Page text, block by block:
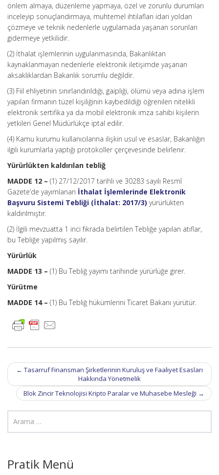
önlem almaya, düzenleme yapmaya, özel ve zorunlu durumları
inceleyip sonuçlandırmaya, muhtemel ihtilafları idari yoldan
çözmeye ve teknik nedenlerle uygulamada yaşanan sorunları
gidermeye yetkilidir.
(2) İthalat işlemlerinin uygulanmasında, Bakanlıktan
kaynaklanmayan nedenlerle elektronik iletişimde yaşanan
aksaklıklardan Bakanlık sorumlu değildir.
(3) Fiil ehliyetinin sınırlandırıldığı, gaipliği, ölümü veya adına işlem
yapılan firmanın tüzel kişiliğinin kaybedildiği öğrenilen nitelikli
elektronik sertifika ya da mobil elektronik imza sahibi kişilerin
yetkileri Genel Müdürlükçe iptal edilir.
(4) Kamu kurumu kullanıcılarına ilişkin usul ve esaslar, Bakanlığın
ilgili kurumlarla yaptığı protokoller çerçevesinde belirlenir.
Yürürlükten kaldırılan tebliğ
MADDE 12 – (1) 27/12/2017 tarihli ve 30283 sayılı Resmî
Gazete’de yayımlanan İthalat İşlemlerinde Elektronik
Başvuru Sistemi Tebliği (İthalat: 2017/3) yürürlükten
kaldırılmıştır.
(2) İlgili mevzuatta 1 inci fıkrada belirtilen Tebliğe yapılan atıflar,
bu Tebliğe yapılmış sayılır.
Yürürlük
MADDE 13 – (1) Bu Tebliğ yayımı tarihinde yürürlüğe girer.
Yürütme
MADDE 14 – (1) Bu Tebliğ hükümlerini Ticaret Bakanı yürütür.
Post
navigation
← Tasarruf Finansman Şirketlerinin Kuruluş ve Faaliyet Esasları
Hakkında Yönetmelik
Blok Zincir Teknolojisi Kripto Paralar ve Muhasebe Mesleği →
Pratik Menü